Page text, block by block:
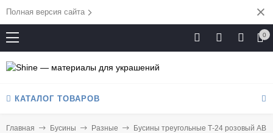
Полная версия сайта
0
КАТАЛОГ ТОВАРОВ
Главная Бусины Разные Бусины треугольные Т-24 розовый АВ